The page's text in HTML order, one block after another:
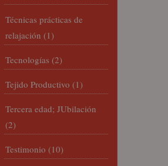
Técnicas prácticas de
relajación (1)
Tecnologías (2)
Tejido Productivo (1)
Tercera edad; JUbilación
(2)
Testimonio (10)